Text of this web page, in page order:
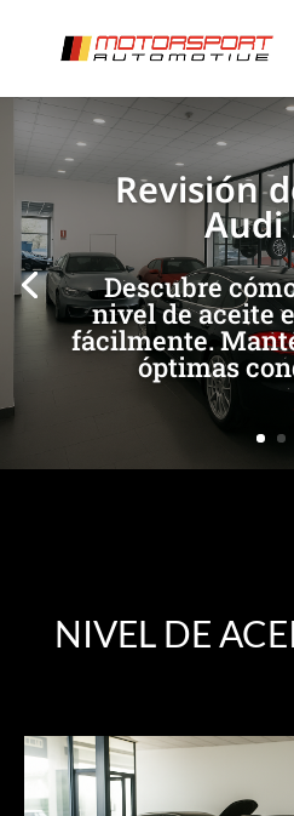
Revisión
Audi
Descubre
nivel de aceite
fácilmente.
óptimas
[/et_pb_slide] [/et_pb_slide]
NIVEL DE